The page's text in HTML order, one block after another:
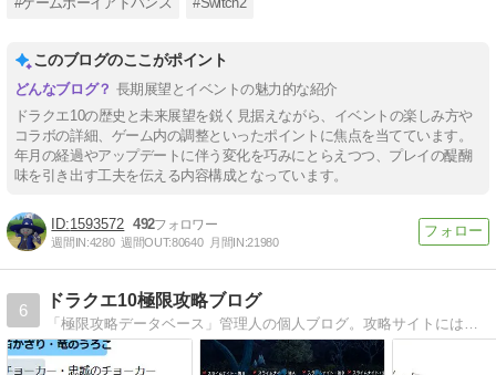
このブログのここがポイント
長期展望とイベントの魅力的な紹介
ドラクエ10の歴史と未来展望を鋭く見据えながら、イベントの楽しみ方や
コラボの詳細、ゲーム内の調整といったポイントに焦点を当てています。
年月の経過やアップデートに伴う変化を巧みにとらえつつ、プレイの醍醐
味を引き出す工夫を伝える内容構成となっています。
1593572 492
週間IN:4280 週間OUT:80640 月間IN:21980
6
ドラクエ10極限攻略ブログ
「極限攻略データベース」管理人の個人ブログ。攻略サイトには書けないような情報や時事ネタを扱います！